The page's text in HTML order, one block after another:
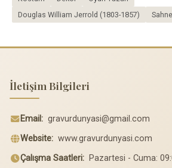
Douglas William Jerrold (1803-1857)
İletişim Bilgileri
Email: gravurdunyasi@gmail.com
Website: www.gravurdunyasi.com
Çalışma Saatleri: Pazartesi - Cuma: